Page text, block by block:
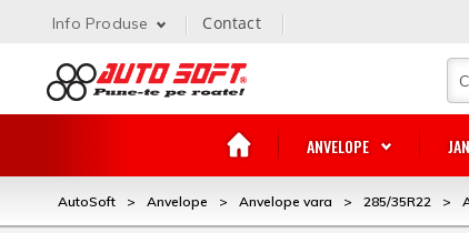
ANVELOPE
Info Produse Contact
AutoSoft > Anvelope > Anvelope vara > 285/35R22 >